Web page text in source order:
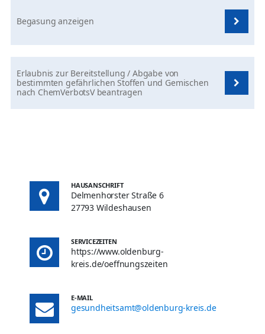
Begasung anzeigen
Erlaubnis zur Bereitstellung / Abgabe von
bestimmten gefährlichen Stoffen und Gemischen
nach ChemVerbotsV beantragen
HAUSANSCHRIFT
Delmenhorster Straße 6
27793 Wildeshausen
SERVICEZEITEN
https://www.oldenburg-
kreis.de/oeffnungszeiten
E-MAIL
gesundheitsamt@oldenburg-kreis.de